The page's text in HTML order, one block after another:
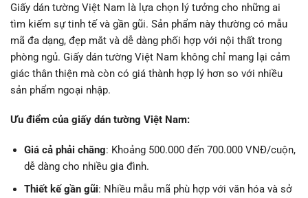
Giấy dán tường Việt Nam là lựa chọn lý tưởng cho những ai
tìm kiếm sự tinh tế và gần gũi. Sản phẩm này thường có mẫu
mã đa dạng, đẹp mắt và dễ dàng phối hợp với nội thất trong
phòng ngủ. Giấy dán tường Việt Nam không chỉ mang lại cảm
giác thân thiện mà còn có giá thành hợp lý hơn so với nhiều
sản phẩm ngoại nhập.
Ưu điểm của giấy dán tường Việt Nam:
Giá cả phải chăng: Khoảng 500.000 đến 700.000 VNĐ/cuộn,
dễ dàng cho nhiều gia đình.
Thiết kế gần gũi: Nhiều mẫu mã phù hợp với văn hóa và sở